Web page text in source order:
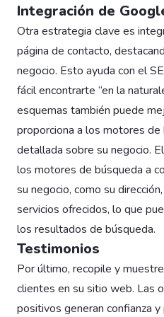
Integración de
Otra estrategia clave es
página de contacto,
negocio. Esto ayuda con el
fácil encontrarte “en la
esquemas también puede
proporciona a los motores de
detallada sobre su negocio.
los motores de búsqueda a
su negocio, como su
servicios ofrecidos, lo que
los resultados de búsqueda.
Testimonios
Por último, recopile y
clientes en su sitio web. Las
positivos generan confianza